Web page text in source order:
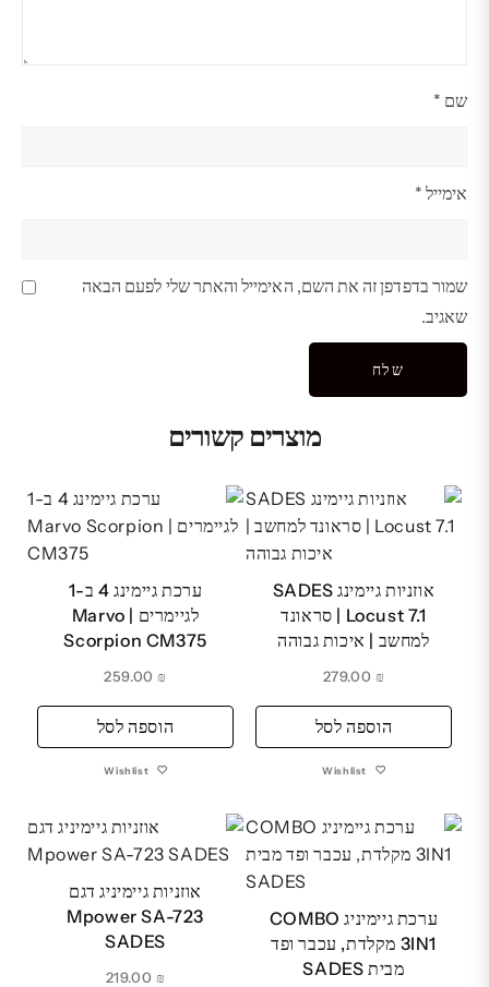
שם *
אימייל *
שמור בדפדפן זה את השם, האימייל והאתר שלי לפעם הבאה
שאגיב.
מוצרים קשורים
אוזניות גיימינג SADES
Locust 7.1 | סראונד
למחשב | איכות גבוהה
₪
הוספה לסל
Wishlist
ערכת גיימינג 4 ב-1
לגיימרים | Marvo
Scorpion CM375
₪
הוספה לסל
Wishlist
ערכת גיימיניג COMBO
3IN1 מקלדת, עכבר ופד
מבית SADES
אוזניות גיימיניג דגם
Mpower SA-723
SADES
₪